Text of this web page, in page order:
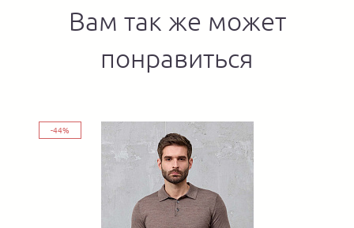
Вам так же может
понравиться
-44%